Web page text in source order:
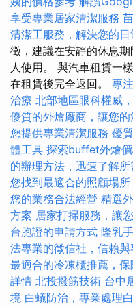
享受專業居家清潔服務
清潔工服務，解決您的
徵，建議在安靜的休息
人使用。 與汽車租賃一
在租賃後完全返回。 專
治療 北部地區眼科權威
優質的外燴廠商，讓您
您提供專業清潔服務 優
體工具 探索buffet外燴
的辦理方法，迅速了解
您找到最適合的照顧場所
您的業務合法經營 精選
方案 居家打掃服務，讓
台胞證的申請方式 隆乳
法專業的徵信社，信賴
最適合的冷凍櫃推薦，
詳情 北投撥筋技術 台中
境 白蟻防治，專業處理